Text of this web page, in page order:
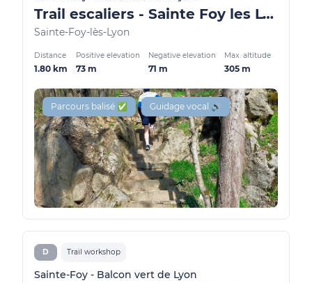
Trail escaliers - Sainte Foy les Lyon
Sainte-Foy-lès-Lyon
Distance
1.80 km
Positive elevation
73 m
Negative elevation
71 m
Max. altitude
305 m
Parcours balisé ✅ Guidage vocal 🔊
D Trail workshop
Sainte-Foy - Balcon vert de Lyon